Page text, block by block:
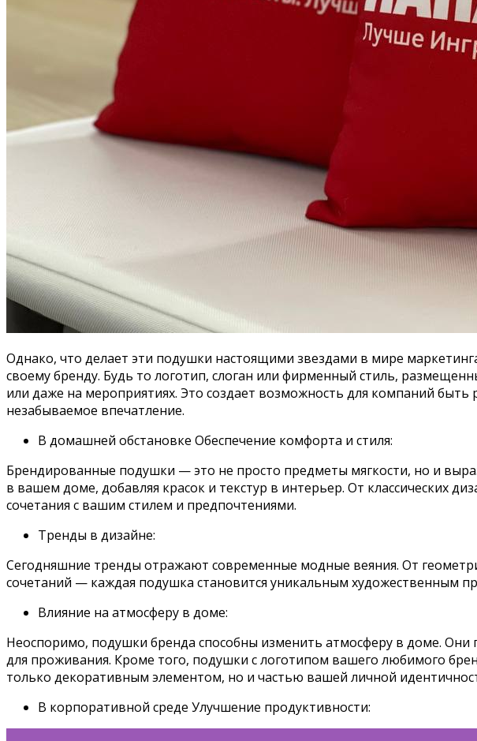
Однако, что делает эти подушки настоящими звездами в мире
своему бренду. Будь то логотип, слоган или фирменный стиль,
или даже на мероприятиях. Это создает возможность для компаний
незабываемое впечатление.
В домашней обстановке Обеспечение комфорта и стиля:
Брендированные подушки — это не просто предметы мягкости, но и
в вашем доме, добавляя красок и текстур в интерьер. От классических
сочетания с вашим стилем и предпочтениями.
Тренды в дизайне:
Сегодняшние тренды отражают современные модные веяния. От
сочетаний — каждая подушка становится уникальным художественным
Влияние на атмосферу в доме:
Неоспоримо, подушки бренда способны изменить атмосферу в доме.
для проживания. Кроме того, подушки с логотипом вашего любимого
только декоративным элементом, но и частью вашей личной
В корпоративной среде Улучшение продуктивности: